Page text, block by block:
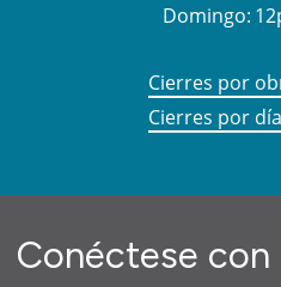
Domingo:
Cierres por
Cierres por
Conéctese con